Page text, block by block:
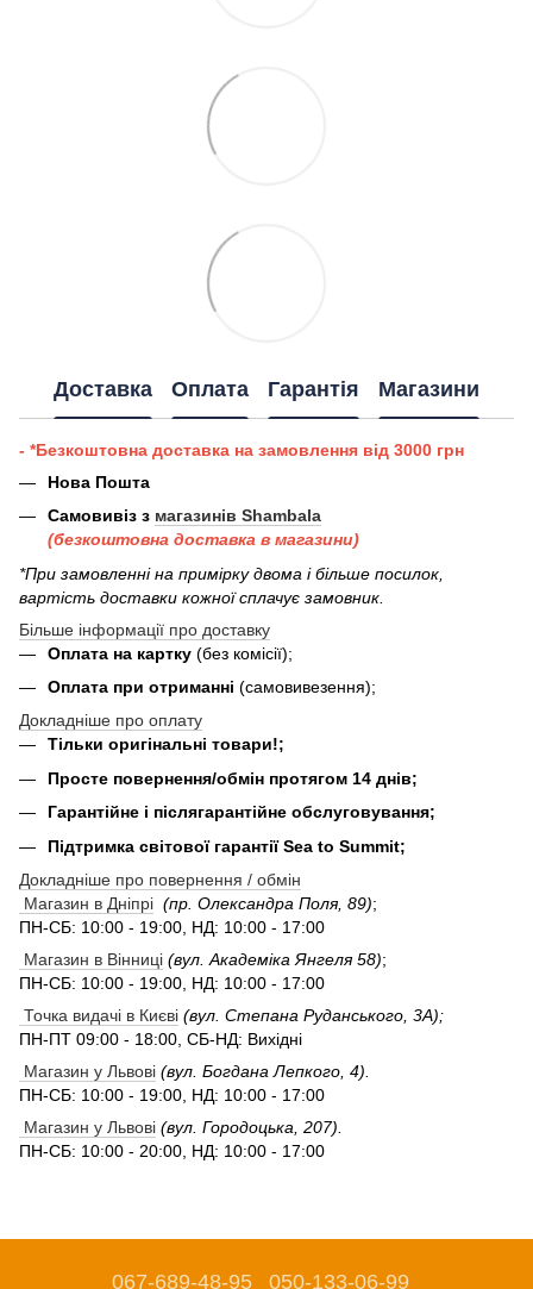
Доставка Оплата Гарантія Магазини
- *Безкоштовна доставка на замовлення від 3000 грн
Нова Пошта
Самовивіз з магазинів Shambala
(безкоштовна доставка в магазини)
*При замовленні на примірку двома і більше посилок,
вартість доставки кожної сплачує замовник.
Більше інформації про доставку
Оплата на картку (без комісії);
Оплата при отриманні (самовивезення);
Докладніше про оплату
Тільки оригінальні товари!;
Просте повернення/обмін протягом 14 днів;
Гарантійне і післягарантійне обслуговування;
Підтримка світової гарантії Sea to Summit;
Докладніше про повернення / обмін
Магазин в Дніпрі (пр. Олександра Поля, 89);
ПН-СБ: 10:00 - 19:00, НД: 10:00 - 17:00
Магазин в Вінниці (вул. Академіка Янгеля 58);
ПН-СБ: 10:00 - 19:00, НД: 10:00 - 17:00
Точка видачі в Києві (вул. Степана Руданського, 3А);
ПН-ПТ 09:00 - 18:00, СБ-НД: Вихідні
Магазин у Львові (вул. Богдана Лепкого, 4).
ПН-СБ: 10:00 - 19:00, НД: 10:00 - 17:00
Магазин у Львові (вул. Городоцька, 207).
ПН-СБ: 10:00 - 20:00, НД: 10:00 - 17:00
067-689-48-95 050-133-06-99